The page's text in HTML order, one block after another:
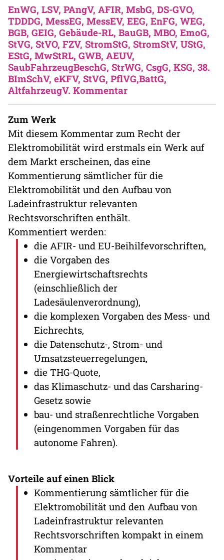
EnWG, LSV, PAngV, AFIR, MsbG, DS-GVO,
TDDDG, MessEG, MessEV, EEG, EnFG, WEG,
BGB, GEIG, Gebäude-RL, BauGB, MBO, EmoG,
StVG, StVO, FZV, StromStG, StromStV, UStG,
EStG, MwStRL, GWB, AEUV,
SaubFahrzeugBeschG, StrWG, CsgG, KSG, 38.
BImSchV, eKFV, StVG, PflVG,BattG,
AltfahrzeugV. Kommentar
Zum Werk
Mit diesem Kommentar zum Recht der
Elektromobilität wird erstmals ein Werk auf
dem Markt erscheinen, das eine
Kommentierung sämtlicher für die
Elektromobilität und den Aufbau von
Ladeinfrastruktur relevanten
Rechtsvorschriften enthält.
Kommentiert werden:
die AFIR- und EU-Beihilfevorschriften,
die Vorgaben des
Energiewirtschaftsrechts
(einschließlich der
Ladesäulenverordnung),
die komplexen Vorgaben des Mess- und
Eichrechts,
die Datenschutz-, Strom- und
Umsatzsteuerregelungen,
die THG-Quote,
das Klimaschutz- und das Carsharing-
Gesetz sowie
bau- und straßenrechtliche Vorgaben
(eingenommen Vorgaben für das
autonome Fahren).
Vorteile auf einen Blick
Kommentierung sämtlicher für die
Elektromobilität und den Aufbau von
Ladeinfrastruktur relevanten
Rechtsvorschriften kompakt in einem
Kommentar